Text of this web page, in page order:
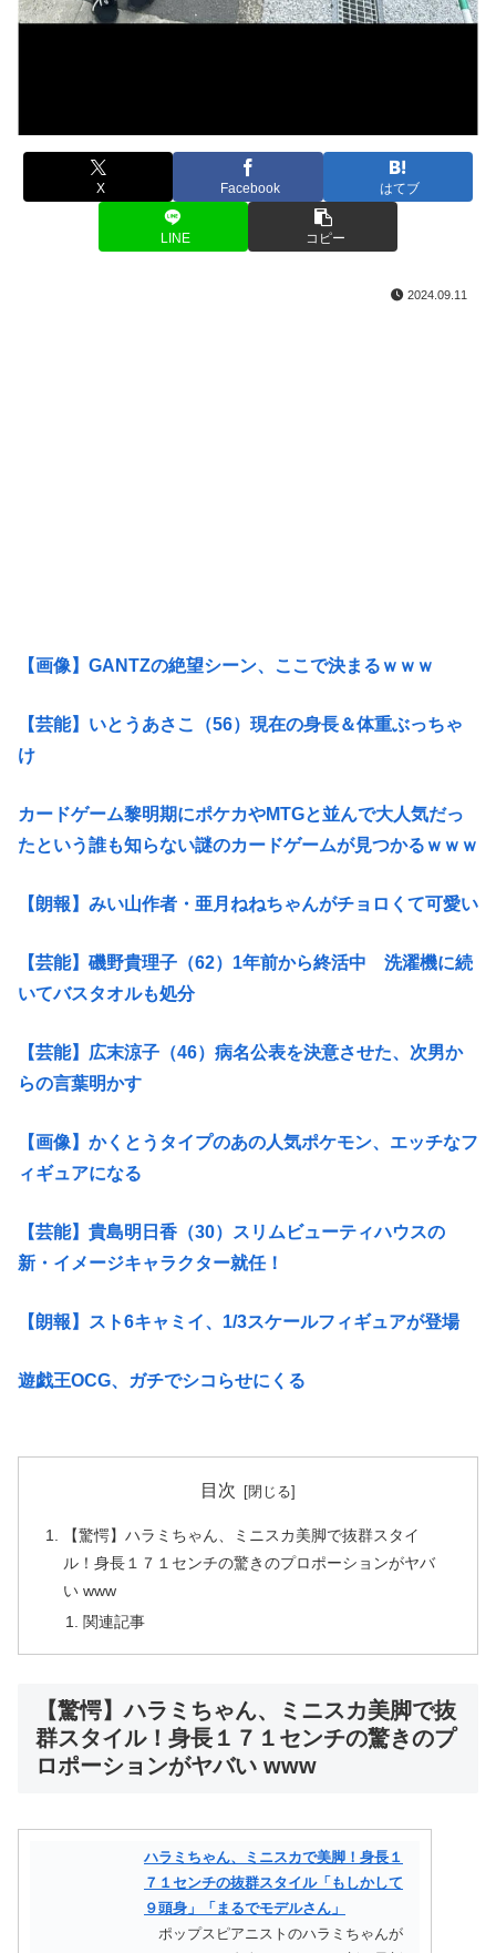
X Facebook はてブ
LINE コピー
2024.09.11
【画像】GANTZの絶望シーン、ここで決まるｗｗｗ
【芸能】いとうあさこ（56）現在の身長＆体重ぶっちゃ
け
カードゲーム黎明期にポケカやMTGと並んで大人気だっ
たという誰も知らない謎のカードゲームが見つかるｗｗｗ
【朗報】みい山作者・亜月ねねちゃんがチョロくて可愛い
【芸能】磯野貴理子（62）1年前から終活中 洗濯機に続
いてバスタオルも処分
【芸能】広末涼子（46）病名公表を決意させた、次男か
らの言葉明かす
【画像】かくとうタイプのあの人気ポケモン、エッチなフ
ィギュアになる
【芸能】貴島明日香（30）スリムビューティハウスの
新・イメージキャラクター就任！
【朗報】スト6キャミイ、1/3スケールフィギュアが登場
遊戯王OCG、ガチでシコらせにくる
目次
【驚愕】ハラミちゃん、ミニスカ美脚で抜群スタイ
ル！身長１７１センチの驚きのプロポーションがヤバ
い www
関連記事
【驚愕】ハラミちゃん、ミニスカ美脚で抜
群スタイル！身長１７１センチの驚きのプ
ロポーションがヤバい www
ハラミちゃん、ミニスカで美脚！身長１
７１センチの抜群スタイル「もしかして
９頭身」「まるでモデルさん」
ポップスピアニストのハラミちゃんが